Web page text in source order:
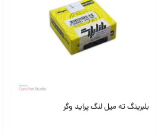
بلبرینگ ته میل لنگ پراید وگر